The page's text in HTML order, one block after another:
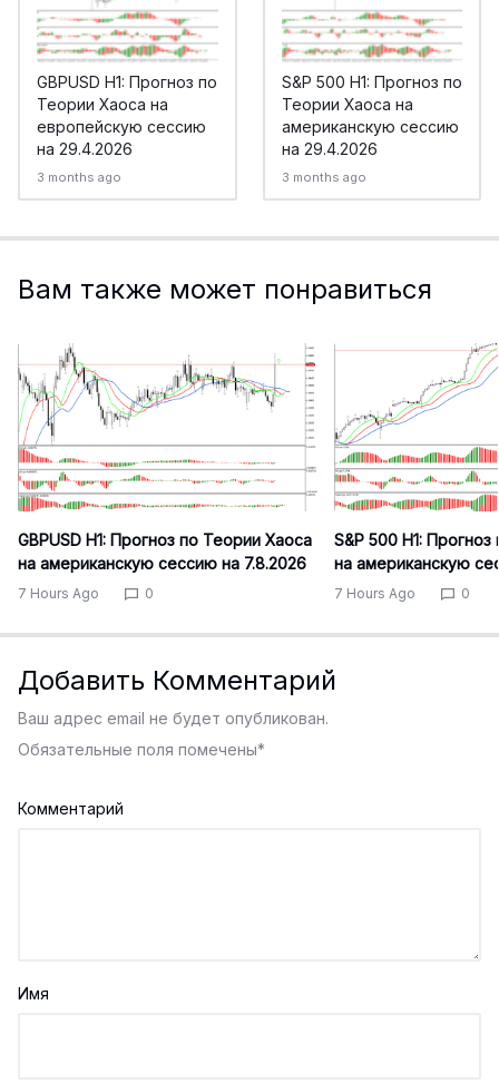
GBPUSD H1: Прогноз по
Теории Хаоса на
европейскую сессию
на 29.4.2026
3 months ago
S&P 500 H1: Прогноз по
Теории Хаоса на
американскую сессию
на 29.4.2026
3 months ago
Вам также может понравиться
GBPUSD H1: Прогноз по Теории Хаоса
на американскую сессию на 7.8.2026
7 Hours Ago 0
S&P 500 H1:
на американскую
7 Hours Ago 0
Добавить Комментарий
Ваш адрес email не будет опубликован.
Обязательные поля помечены*
Комментарий
Имя